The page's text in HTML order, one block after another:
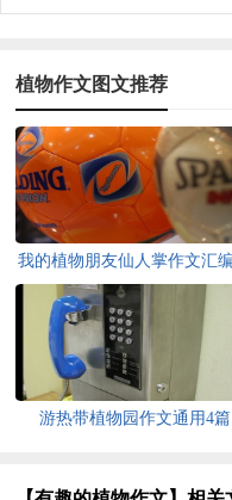
植物作文图文推荐
我的植物朋友仙人掌作文汇
篇
游热带植物园作文通用4篇